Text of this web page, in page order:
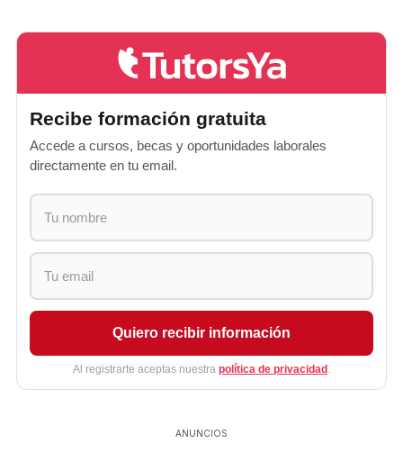
Recibe formación gratuita
Accede a cursos, becas y oportunidades laborales
directamente en tu email.
Quiero recibir información
Al registrarte aceptas nuestra política de privacidad .
ANUNCIOS